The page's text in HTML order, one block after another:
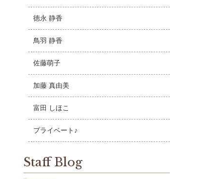
徳永 静香
鳥羽 静香
佐藤萌子
加藤 真由美
富田 しほこ
プライベート♪
Staff Blog